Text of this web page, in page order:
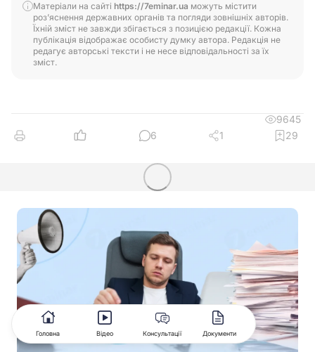
Матеріали на сайті https://7eminar.ua можуть містити
роз’яснення державних органів та погляди зовнішніх авторів.
Їхній зміст не завжди збігається з позицією редакції. Кожна
публікація відображає особисту думку автора. Редакція не
редагує авторські тексти і не несе відповідальності за їх
зміст.
9645
6
1 29
Головна Відео Консультації Документи